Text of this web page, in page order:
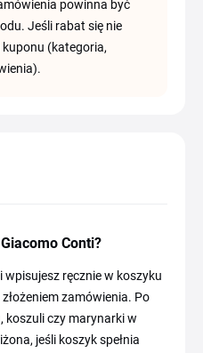
powinna być
Jeśli rabat się nie
(kategoria,
Conti?
ręcznie w koszyku
zamówienia. Po
koszuli czy marynarki w
jeśli koszyk spełnia